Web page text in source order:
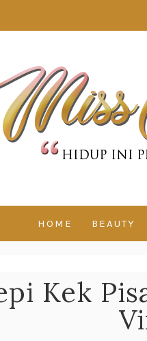
HOME BEAUTY
Kek